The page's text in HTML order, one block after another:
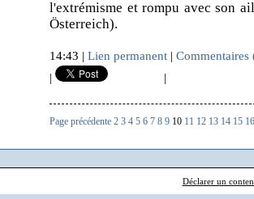
l'extrémisme et rompu avec son
Österreich).
14:43 | Lien permanent | Commentaires
|
|
Page précédente 2 3 4 5 6 7 8 9 10 11 12 13 14 15 16
Déclarer un